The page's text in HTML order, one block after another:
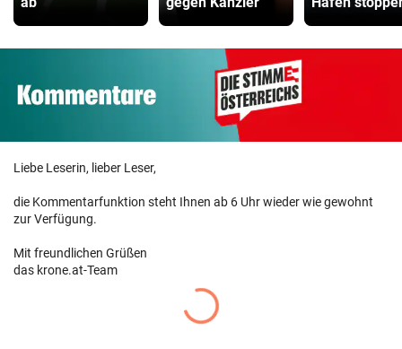
Liebe Leserin, lieber Leser,
die Kommentarfunktion steht Ihnen ab 6 Uhr wieder wie gewohnt
zur Verfügung.
Mit freundlichen Grüßen
das krone.at-Team